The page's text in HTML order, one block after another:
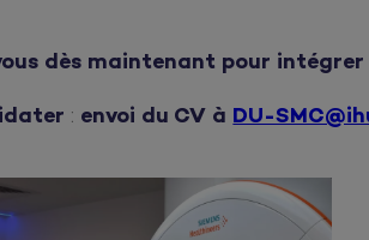
dès maintenant pour
: envoi du CV à DU-